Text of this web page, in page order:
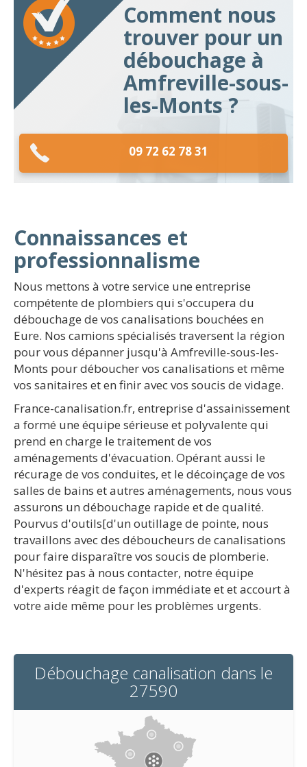
Comment nous
trouver pour un
débouchage à
Amfreville-sous-
les-Monts ?
09 72 62 78 31
Connaissances et
professionnalisme
Nous mettons à votre service une entreprise
compétente de plombiers qui s'occupera du
débouchage de vos canalisations bouchées en
Eure. Nos camions spécialisés traversent la région
pour vous dépanner jusqu'à Amfreville-sous-les-
Monts pour déboucher vos canalisations et même
vos sanitaires et en finir avec vos soucis de vidage.
France-canalisation.fr, entreprise d'assainissement
a formé une équipe sérieuse et polyvalente qui
prend en charge le traitement de vos
aménagements d'évacuation. Opérant aussi le
récurage de vos conduites, et le décoinçage de vos
salles de bains et autres aménagements, nous vous
assurons un débouchage rapide et de qualité.
Pourvus d'outils[d'un outillage de pointe, nous
travaillons avec des déboucheurs de canalisations
pour faire disparaître vos soucis de plomberie.
N'hésitez pas à nous contacter, notre équipe
d'experts réagit de façon immédiate et et accourt à
votre aide même pour les problèmes urgents.
Débouchage canalisation dans le
27590